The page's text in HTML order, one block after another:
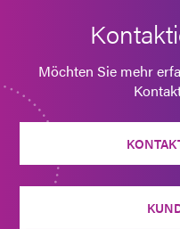
Möchten Sie mehr